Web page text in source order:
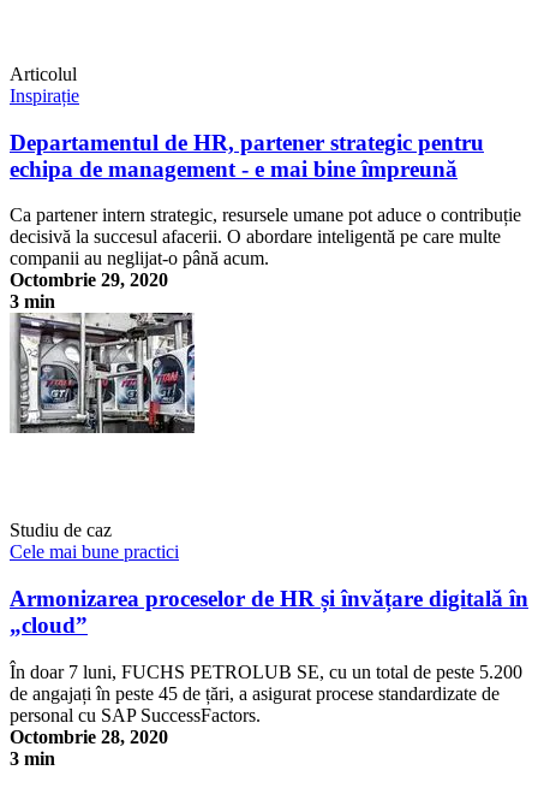
Articolul
Inspirație
Departamentul de HR, partener strategic pentru
echipa de management - e mai bine împreună
Ca partener intern strategic, resursele umane pot aduce o contribuție
decisivă la succesul afacerii. O abordare inteligentă pe care multe
companii au neglijat-o până acum.
Octombrie 29, 2020
3 min
Departamentul de HR, partener strategic pentru echipa de
management - e mai bine împreună
Studiu de caz
Cele mai bune practici
Armonizarea proceselor de HR și învățare digitală în
„cloud”
În doar 7 luni, FUCHS PETROLUB SE, cu un total de peste 5.200
de angajați în peste 45 de țări, a asigurat procese standardizate de
personal cu SAP SuccessFactors.
Octombrie 28, 2020
3 min